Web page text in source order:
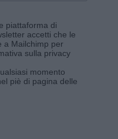
piattaforma di
accetti che le
a Mailchimp per
sulla privacy
momento
piè di pagina delle